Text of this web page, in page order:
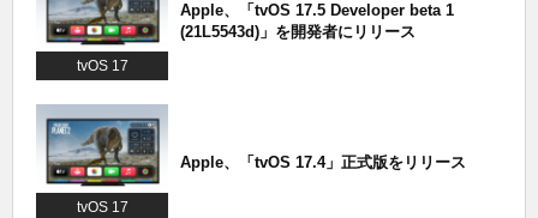
tvOS 17
Apple、「tvOS 17.5 Developer beta 1
(21L5543d)」を開発者にリリース
tvOS 17
Apple、「tvOS 17.4」正式版をリリース